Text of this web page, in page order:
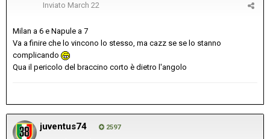
Inviato March 22
Milan a 6 e Napule a 7
Va a finire che lo vincono lo stesso, ma cazz se se lo stanno
complicando
Qua il pericolo del braccino corto è dietro l'angolo
juventus74 2597